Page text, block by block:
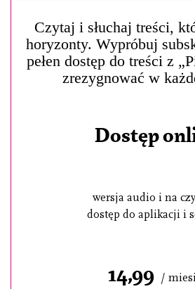
Czytaj i słuchaj treści,
horyzonty. Wypróbuj
pełen dostęp do treści z
zrezygnować w
Dostęp
wersja audio i na
dostęp do aplikacji i
14,99 /